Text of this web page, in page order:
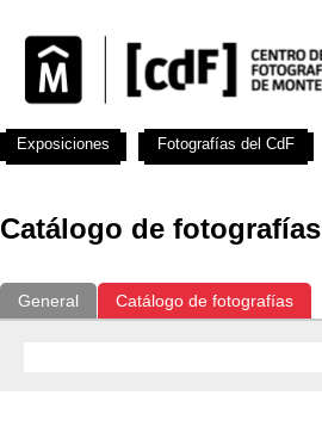
Catálogo de fotografías
General Catálogo de fotografías
Exposiciones Fotografías del CdF